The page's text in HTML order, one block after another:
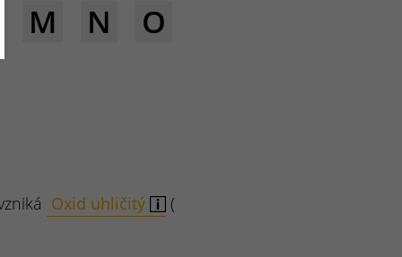
M N O
Oxid uhličitý (